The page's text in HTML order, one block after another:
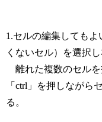
1.セルの編集してもよ
くないセル）を選択し
離れた複数のセルを
「ctrl」を押しながら
る。